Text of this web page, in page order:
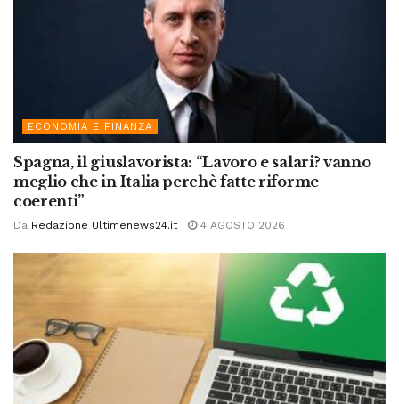
ECONOMIA E FINANZA
Spagna, il giuslavorista: “Lavoro e salari? vanno
meglio che in Italia perchè fatte riforme
coerenti”
Da Redazione Ultimenews24.it 4 AGOSTO 2026